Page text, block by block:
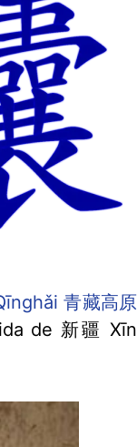
青藏高原
de 新疆 Xīn